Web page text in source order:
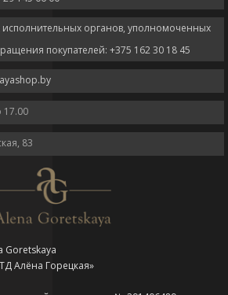
исполнительных органов, уполномоченных
покупателей: +375 162 30 18 45
17.00
83
Goretskaya
Алёна Горецкая»